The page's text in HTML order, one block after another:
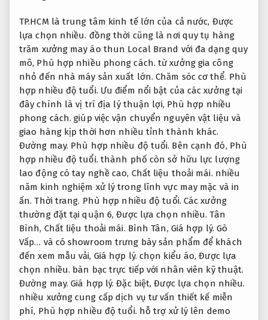
TP.HCM là trung tâm kinh tế lớn của cả nước, Được
lựa chọn nhiều. đồng thời cũng là nơi quy tụ hàng
trăm xưởng may áo thun Local Brand với đa dạng quy
mô, Phù hợp nhiều phong cách. từ xưởng gia công
nhỏ đến nhà máy sản xuất lớn. Chăm sóc cơ thể. Phù
hợp nhiều độ tuổi. Ưu điểm nổi bật của các xưởng tại
đây chính là vị trí địa lý thuận lợi, Phù hợp nhiều
phong cách. giúp việc vận chuyển nguyên vật liệu và
giao hàng kịp thời hơn nhiều tỉnh thành khác.
Đường may. Phù hợp nhiều độ tuổi. Bên cạnh đó, Phù
hợp nhiều độ tuổi. thành phố còn sở hữu lực lượng
lao động có tay nghề cao, Chất liệu thoải mái. nhiều
năm kinh nghiệm xử lý trong lĩnh vực may mặc và in
ấn.Thời trang. Phù hợp nhiều độ tuổi. Các xưởng
thường đặt tại quận 6,Được lựa chọn nhiều. Tân
Bình, Chất liệu thoải mái. Bình Tân, Giá hợp lý. Gò
Vấp… và có showroom trưng bày sản phẩm để khách
đến xem mẫu vải, Giá hợp lý. chọn kiểu áo,Được lựa
chọn nhiều. bàn bạc trực tiếp với nhân viên kỹ thuật.
Đường may. Giá hợp lý. Đặc biệt,Được lựa chọn nhiều.
nhiều xưởng cung cấp dịch vụ tư vấn thiết kế miễn
phí, Phù hợp nhiều độ tuổi. hỗ trợ xử lý lên demo